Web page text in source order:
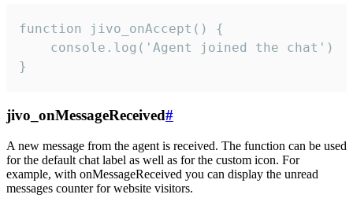
function jivo_onAccept() {
}
jivo_onMessageReceived#
A new message from the agent is received. The function can be used
for the default chat label as well as for the custom icon. For
example, with onMessageReceived you can display the unread
messages counter for website visitors.